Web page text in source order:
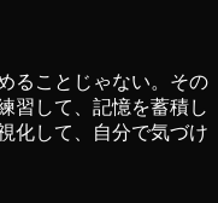
ることじゃない。その
習して、記憶を蓄積し
化して、自分で気づけ